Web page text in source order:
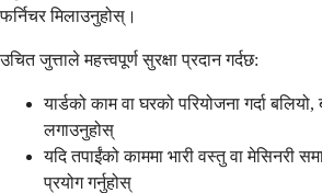
फर्निचर मिलाउनुहोस्।
उचित जुत्ताले महत्त्वपूर्ण सुरक्षा प्रदान गर्दछ:
यार्डको काम वा घरको परियोजना गर्दा
लगाउनुहोस्
यदि तपाईंको काममा भारी वस्तु वा मेसिनरी
प्रयोग गर्नुहोस्